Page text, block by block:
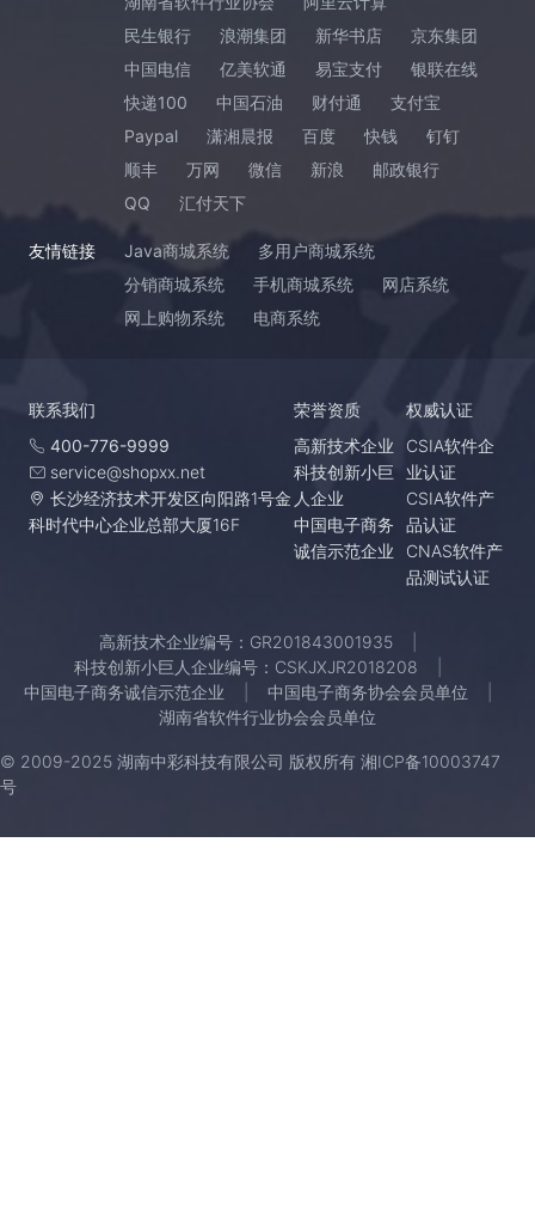
民生银行
浪潮集团 新华书店
京东集团
中国电信
亿美软通 易宝支付
银联在线
快递100
中国石油 财付通
支付宝
Paypal
潇湘晨报 百度 快钱
钉钉
顺丰
万网 微信 新浪
邮政银行
QQ
汇付天下
友情链接 Java商城系统
多用户商城系统
分销商城系统
手机商城系统
网店系统
网上购物系统
电商系统
联系我们
400-776-9999
service@shopxx.net
长沙经济技术开发区向阳路1号金
科时代中心企业总部大厦16F
荣誉资质
高新技术企业
科技创新小巨
人企业
中国电子商务
诚信示范企业
权威认证
CSIA软件企
业认证
CSIA软件产
品认证
CNAS软件产
品测试认证
高新技术企业编号：GR201843001935
科技创新小巨人企业编号：CSKJXJR2018208
中国电子商务诚信示范企业
中国电子商务协会会员单位
湖南省软件行业协会会员单位
© 2009-2025 湖南中彩科技有限公司 版权所有 湘ICP备10003747
号